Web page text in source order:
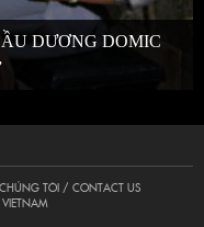
DƯƠNG DOMIC
TÔI / CONTACT US
VIETNAM